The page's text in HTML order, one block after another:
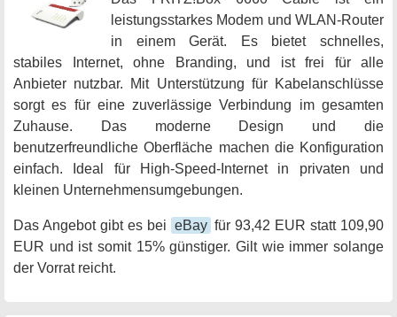
leistungsstarkes Modem und WLAN-Router
in einem Gerät. Es bietet schnelles,
stabiles Internet, ohne Branding, und ist frei für alle
Anbieter nutzbar. Mit Unterstützung für Kabelanschlüsse
sorgt es für eine zuverlässige Verbindung im gesamten
Zuhause. Das moderne Design und die
benutzerfreundliche Oberfläche machen die Konfiguration
einfach. Ideal für High-Speed-Internet in privaten und
kleinen Unternehmensumgebungen.
Das Angebot gibt es bei eBay für 93,42 EUR statt 109,90
EUR und ist somit 15% günstiger. Gilt wie immer solange
der Vorrat reicht.